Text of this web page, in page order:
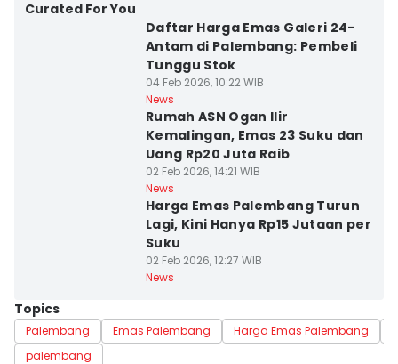
Curated For You
Daftar Harga Emas Galeri 24-
Antam di Palembang: Pembeli
Tunggu Stok
04 Feb 2026, 10:22 WIB
News
Rumah ASN Ogan Ilir
Kemalingan, Emas 23 Suku dan
Uang Rp20 Juta Raib
02 Feb 2026, 14:21 WIB
News
Harga Emas Palembang Turun
Lagi, Kini Hanya Rp15 Jutaan per
Suku
02 Feb 2026, 12:27 WIB
News
Topics
Palembang Emas Palembang Harga Emas Palembang
palembang